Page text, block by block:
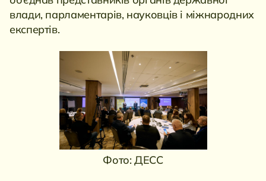
влади, парламентарів, науковців і міжнародних
експертів.
Фото: ДЕСС